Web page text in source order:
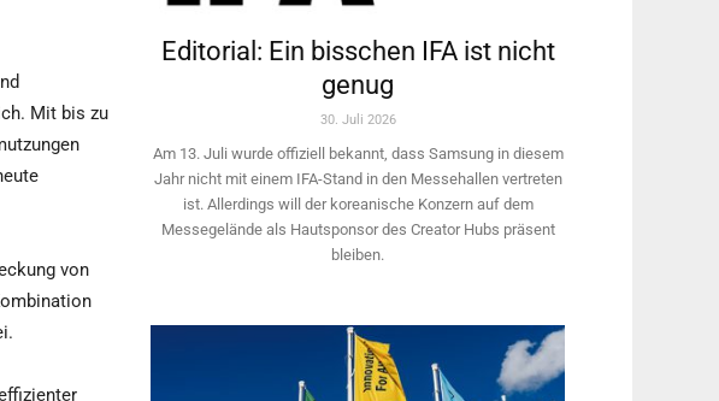
Mit bis zu
von
Editorial: Ein bisschen IFA ist nicht
genug
30. Juli 2026
Am 13. Juli wurde offiziell bekannt, dass Samsung in diesem
Jahr nicht mit einem IFA-Stand in den Messehallen vertreten
ist. Allerdings will ­der koreanische Konzern auf dem
Messegelände als Hautsponsor des Creator Hubs präsent
bleiben.